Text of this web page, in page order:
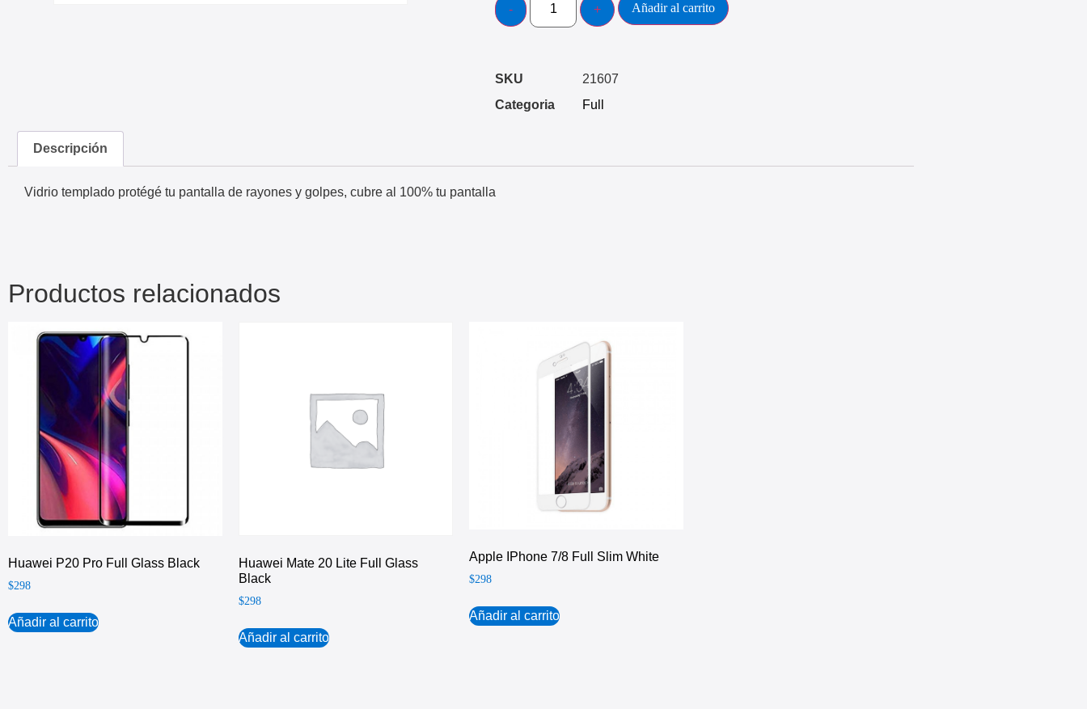
Añadir al carrito
SKU
21607
Categoria
Full
Descripción
Vidrio templado protégé tu pantalla de rayones y golpes, cubre al 100% tu pantalla
Productos relacionados
Huawei P20 Pro Full Glass Black
$298
Añadir al carrito
Huawei Mate 20 Lite Full Glass
Black
$298
Añadir al carrito
Apple IPhone 7/8 Full Slim White
$298
Añadir al carrito